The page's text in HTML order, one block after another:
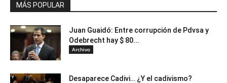
MÁS POPULAR
Juan Guaidó: Entre corrupción de Pdvsa y
Odebrecht hay $ 80...
Archivo
Desaparece Cadivi… ¿Y el cadivismo?